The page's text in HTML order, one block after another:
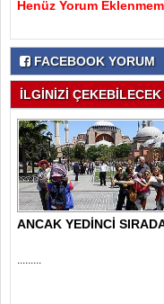
Henüz Yorum
FACEBOOK YORUM
İLGİNİZİ
ANCAK YEDİNCİ
.........